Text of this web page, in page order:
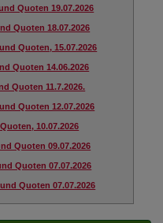
Quoten 19.07.2026
Quoten 18.07.2026
Quoten, 15.07.2026
Quoten 14.06.2026
Quoten 11.7.2026.
Quoten 12.07.2026
10.07.2026
Quoten 09.07.2026
Quoten 07.07.2026
Quoten 07.07.2026